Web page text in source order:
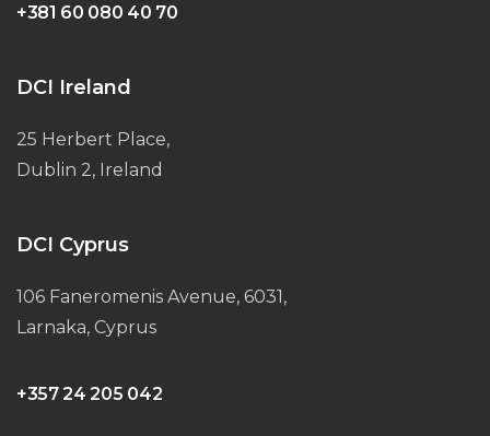
+381 60 080 40 70
DCI Ireland
25 Herbert Place,
Dublin 2, Ireland
DCI Cyprus
106 Faneromenis Avenue, 6031,
Larnaka, Cyprus
+357 24 205 042